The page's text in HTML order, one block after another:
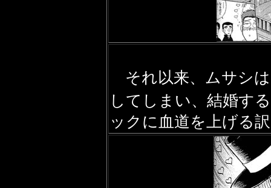
それ以来、ムサシは
してしまい、結婚す
ックに血道を上げる